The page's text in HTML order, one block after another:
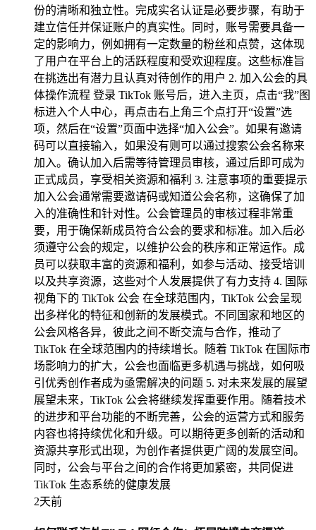
份的清晰和独立性。完成实名认证是必要步骤，有助于
建立信任并保证账户的真实性。同时，账号需要具备一
定的影响力，例如拥有一定数量的粉丝和点赞，这体现
了用户在平台上的活跃程度和受欢迎程度。这些标准旨
在挑选出有潜力且认真对待创作的用户 2. 加入公会的具
体操作流程 登录 TikTok 账号后，进入主页，点击“我”图
标进入个人中心，再点击右上角三个点打开“设置”选
项，然后在“设置”页面中选择“加入公会”。如果有邀请
码可以直接输入，如果没有则可以通过搜索公会名称来
加入。确认加入后需等待管理员审核，通过后即可成为
正式成员，享受相关资源和福利 3. 注意事项的重要提示
加入公会通常需要邀请码或知道公会名称，这确保了加
入的准确性和针对性。公会管理员的审核过程非常重
要，用于确保新成员符合公会的要求和标准。加入后必
须遵守公会的规定，以维护公会的秩序和正常运作。成
员可以获取丰富的资源和福利，如参与活动、接受培训
以及共享资源，这些对个人发展提供了有力支持 4. 国际
视角下的 TikTok 公会 在全球范围内，TikTok 公会呈现
出多样化的特征和创新的发展模式。不同国家和地区的
公会风格各异，彼此之间不断交流与合作，推动了
TikTok 在全球范围内的持续增长。随着 TikTok 在国际市
场影响力的扩大，公会也面临更多机遇与挑战，如何吸
引优秀创作者成为亟需解决的问题 5. 对未来发展的展望
展望未来，TikTok 公会将继续发挥重要作用。随着技术
的进步和平台功能的不断完善，公会的运营方式和服务
内容也将持续优化和升级。可以期待更多创新的活动和
资源共享形式出现，为创作者提供更广阔的发展空间。
同时，公会与平台之间的合作将更加紧密，共同促进
TikTok 生态系统的健康发展
2天前